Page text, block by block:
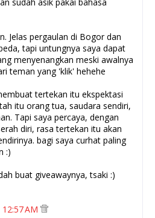
Jelas pergaulan di Bogor dan
tapi untungnya saya dapat
menyenangkan meski awalnya
teman yang 'klik' hehehe
tertekan itu ekspektasi
itu orang tua, saudara sendiri,
Tapi saya percaya, dengan
diri, rasa tertekan itu akan
bagi saya curhat paling
:)
buat giveawaynya, tsaki :)
AM